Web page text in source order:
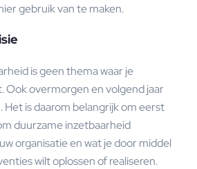
gebruik van te maken.
is geen thema waar je
Ook overmorgen en volgend jaar
is daarom belangrijk om eerst
duurzame inzetbaarheid
organisatie en wat je door middel
wilt oplossen of realiseren.